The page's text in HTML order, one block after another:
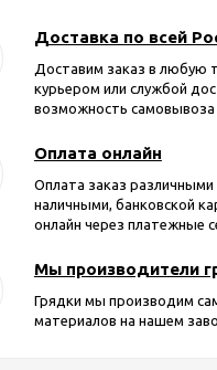
Доставка по всей
Доставим заказ в любую
курьером или службой
возможность самовывоза
Оплата онлайн
Оплата заказ различными
наличными, банковской
онлайн через платежные
Мы производители
Грядки мы производим
материалов на нашем